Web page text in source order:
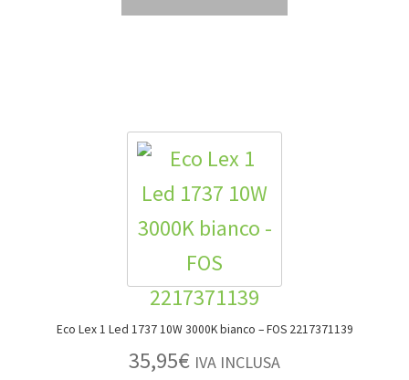
Eco Lex 1 Led 1737 10W 3000K bianco – FOS 2217371139
35,95€ IVA INCLUSA